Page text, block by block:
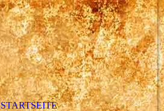
STARTSEITE